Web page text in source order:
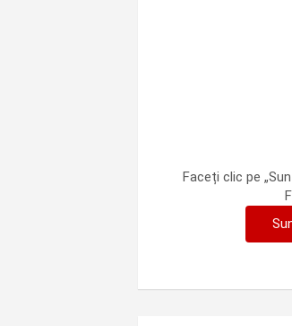
Faceți clic pe